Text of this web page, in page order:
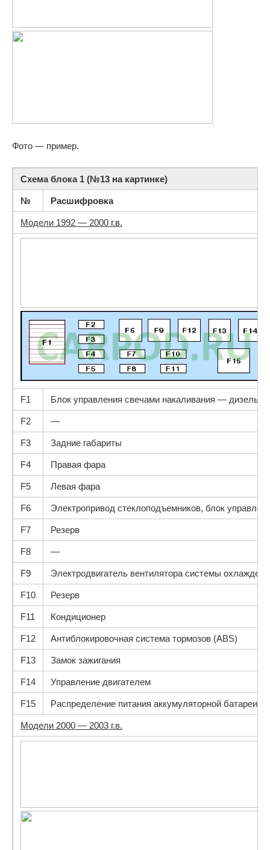
Фото — пример.
Схема блока 1 (№13 на картинке)
№ Расшифровка
Модели 1992 — 2000 г.в.
F1 Блок управления свечами накаливания — дизель
F2 —
F3 Задние габариты
F4 Правая фара
F5 Левая фара
F6 Электропривод стеклоподъемников, блок
F7 Резерв
F8 —
F9 Электродвигатель вентилятора системы
F10 Резерв
F11 Кондиционер
F12 Антиблокировочная система тормозов (ABS)
F13 Замок зажигания
F14 Управление двигателем
F15 Распределение питания аккумуляторной батареи
Модели 2000 — 2003 г.в.